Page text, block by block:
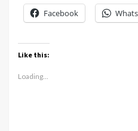
Facebook
Like this:
Loading...